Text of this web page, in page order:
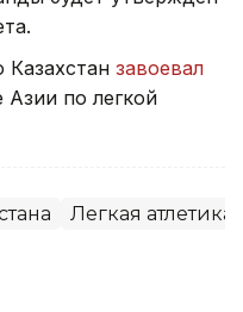
Казахстан завоевал
по легкой
Легкая атлетика